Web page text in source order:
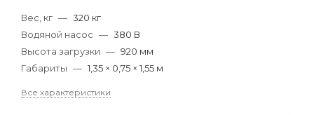
Вес, кг — 320 кг
Водяной насос — 380 В
Высота загрузки — 920 мм
Габариты — 1,35 × 0,75 × 1,55 м
Все характеристики